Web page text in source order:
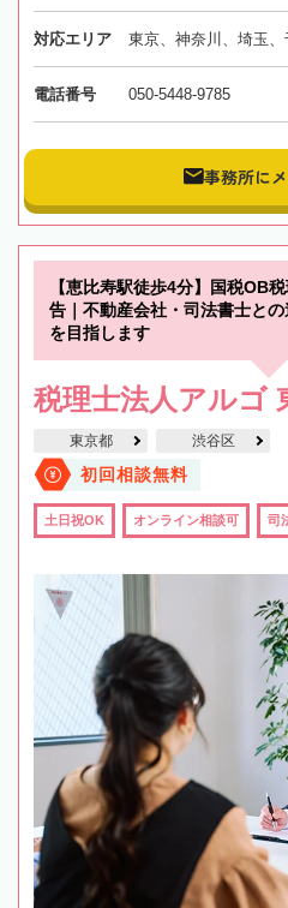
対応エリア 東京、神奈川、埼玉、
電話番号 050-5448-9785
事務所に
【恵比寿駅徒歩4分】国税OB
告｜不動産会社・司法書士と
を目指します
税理士法人アルゴ
東京都 渋谷区
初回相談無料
土日祝OK オンライン相談可 司